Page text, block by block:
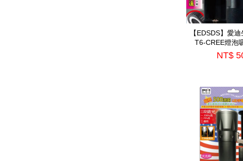
【EDSDS】愛
T6-CREE燈泡
(EDS-
NT$